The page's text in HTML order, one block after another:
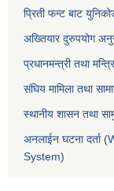
प्रिती फन्ट बाट
अख्तियार दुरुपयोग
प्रधानमन्त्री तथा
संघिय मामिला तथा
स्थानीय शासन तथा
अनलाईन घटना
System)